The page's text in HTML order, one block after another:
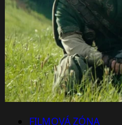
FILMOVÁ ZÓNA